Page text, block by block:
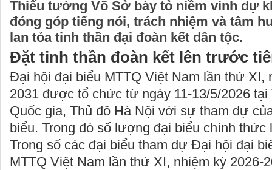
Thiếu tướng Võ Sở bày tỏ niềm vinh dự
đóng góp tiếng nói, trách nhiệm và tâm
lan tỏa tinh thần đại đoàn kết dân tộc.
Đặt tinh thần đoàn kết lên trước
Đại hội đại biểu MTTQ Việt Nam lần thứ XI,
2031 được tổ chức từ ngày 11-13/5/2026 tại
Quốc gia, Thủ đô Hà Nội với sự tham dự
biểu. Trong đó số lượng đại biểu chính
Trong số các đại biểu tham dự Đại hội đại
MTTQ Việt Nam lần thứ XI, nhiệm kỳ 2026-